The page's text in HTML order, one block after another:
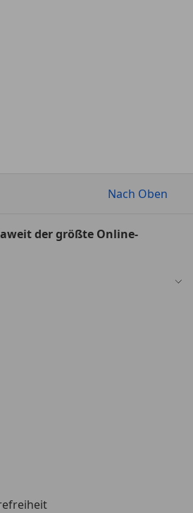
Nach Oben
der größte Online-